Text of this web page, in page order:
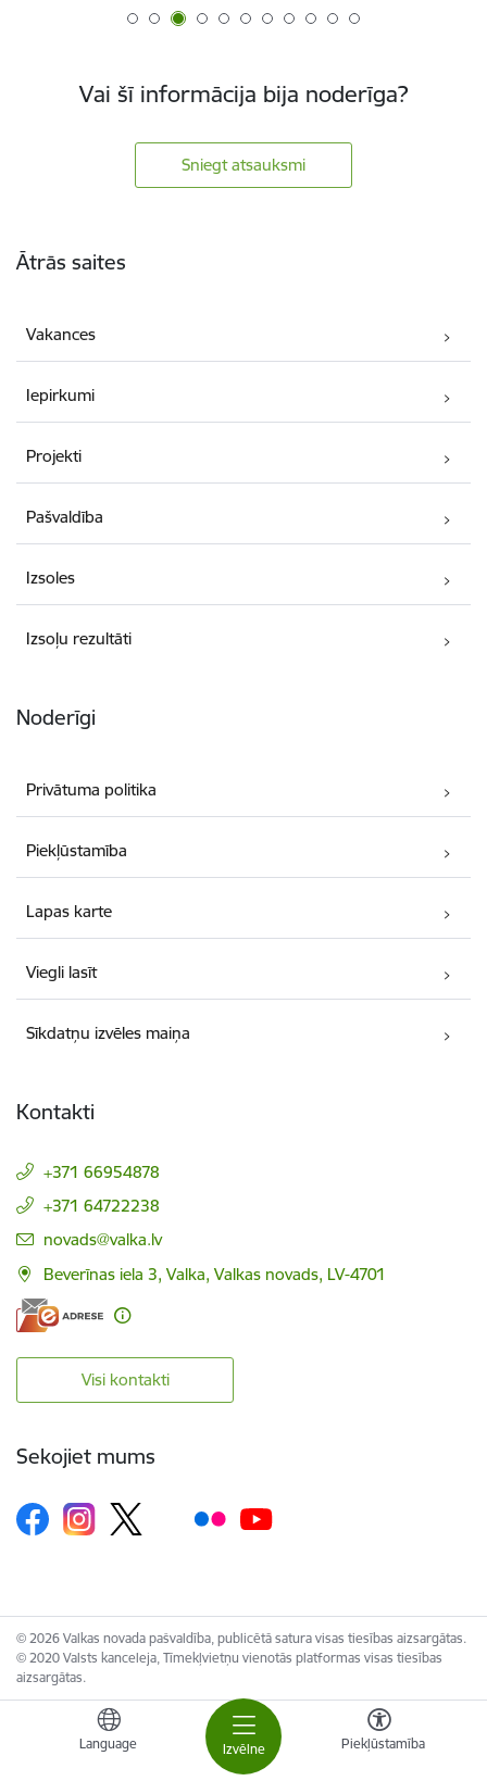
Izvēlne
Language Piekļūstamība
Vai šī informācija bija noderīga?
Sniegt atsauksmi
Ātrās saites
Vakances
Iepirkumi
Projekti
Pašvaldība
Izsoles
Izsoļu rezultāti
Noderīgi
Privātuma politika
Piekļūstamība
Lapas karte
Viegli lasīt
Sīkdatņu izvēles maiņa
Kontakti
+371 66954878
+371 64722238
E-pasts:
novads@valka.lv
Beverīnas iela 3, Valka, Valkas novads, LV-4701
Visi kontakti
Sekojiet mums
© 2026 Valkas novada pašvaldība, publicētā satura visas tiesības aizsargātas.
© 2020 Valsts kanceleja, Tīmekļvietņu vienotās platformas visas tiesības
aizsargātas.